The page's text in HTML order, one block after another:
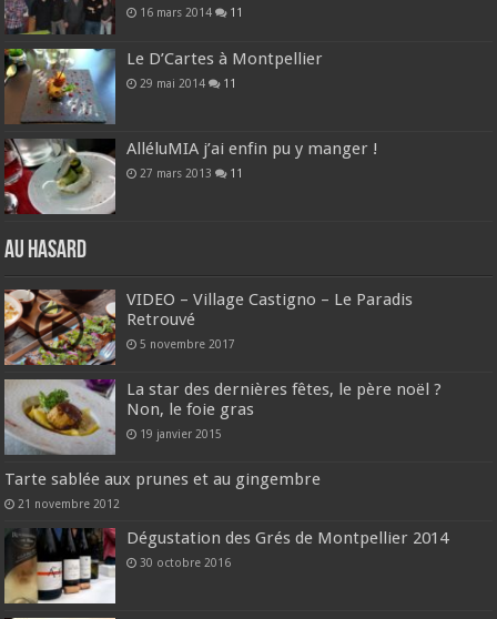
16 mars 2014 11
Le D’Cartes à Montpellier
29 mai 2014 11
AlléluMIA j’ai enfin pu y manger !
27 mars 2013 11
Au hasard
VIDEO – Village Castigno – Le Paradis
Retrouvé
5 novembre 2017
La star des dernières fêtes, le père noël ?
Non, le foie gras
19 janvier 2015
Tarte sablée aux prunes et au gingembre
21 novembre 2012
Dégustation des Grés de Montpellier 2014
30 octobre 2016